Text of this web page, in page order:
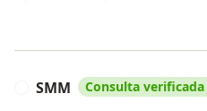
SMM Consulta verificada